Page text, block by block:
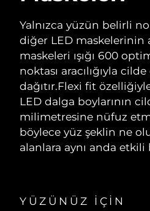
Yalnızca yüzün belirli
diğer LED maskelerinin
maskeleri ışığı 600
noktası aracılığıyla
dağıtır.Flexi fit
LED dalga boylarının
milimetresine nüfuz
böylece yüz şeklin ne
alanlara aynı anda etkili
YÜZÜNÜZ IÇIN